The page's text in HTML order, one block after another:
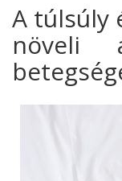
A túlsúly
növeli